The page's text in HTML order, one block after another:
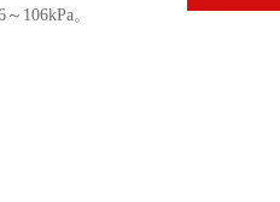
106kPa。